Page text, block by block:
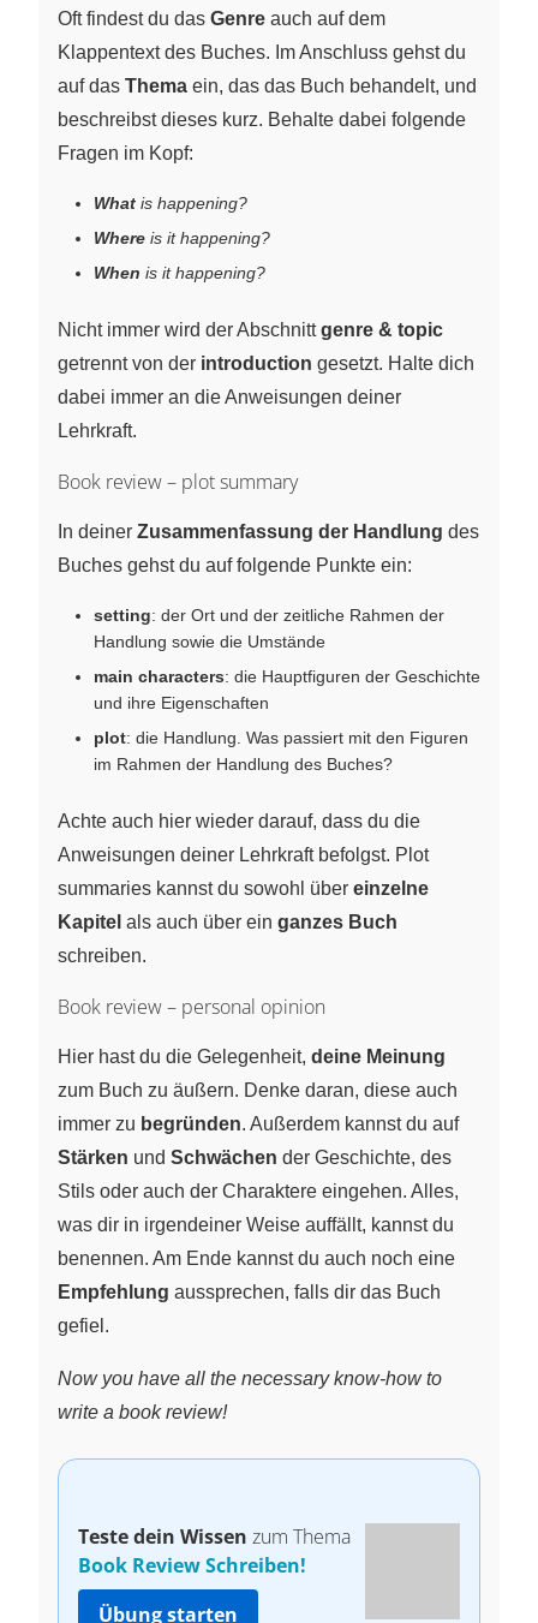
Oft findest du das Genre auch auf dem
Klappentext des Buches. Im Anschluss gehst du
auf das Thema ein, das das Buch behandelt, und
beschreibst dieses kurz. Behalte dabei folgende
Fragen im Kopf:
What is happening?
Where is it happening?
When is it happening?
Nicht immer wird der Abschnittgenre & topic
getrennt von der introduction gesetzt. Halte dich
dabei immer an die Anweisungen deiner
Lehrkraft.
Book review – plot summary
In deiner Zusammenfassung der Handlung des
Buches gehst du auf folgende Punkte ein:
setting: der Ort und der zeitliche Rahmen der
Handlung sowie die Umstände
main characters: die Hauptfiguren der Geschichte
und ihre Eigenschaften
plot: die Handlung. Was passiert mit den Figuren
im Rahmen der Handlung des Buches?
Achte auch hier wieder darauf, dass du die
Anweisungen deiner Lehrkraft befolgst. Plot
summaries kannst du sowohl über einzelne
Kapitel als auch über ein ganzes Buch
schreiben.
Book review – personal opinion
Hier hast du die Gelegenheit, deine Meinung
zum Buch zu äußern. Denke daran, diese auch
immer zu begründen. Außerdem kannst du auf
Stärken und Schwächen der Geschichte, des
Stils oder auch der Charaktere eingehen. Alles,
was dir in irgendeiner Weise auffällt, kannst du
benennen. Am Ende kannst du auch noch eine
Empfehlung aussprechen, falls dir das Buch
gefiel.
Now you have all the necessary know-how to
write a book review!
Teste dein Wissen zum Thema
Book Review Schreiben!
Übung starten